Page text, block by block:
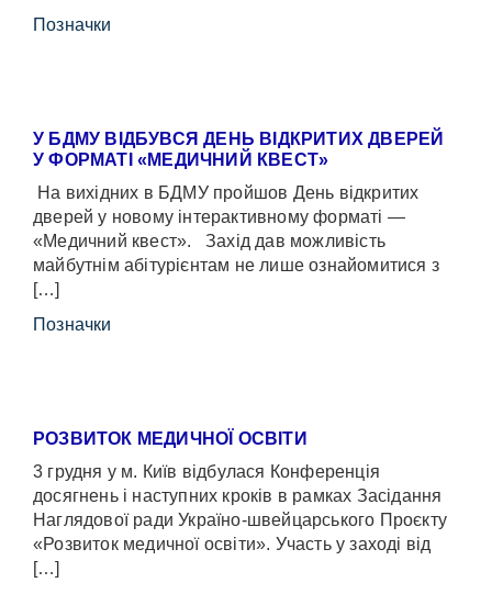
Позначки
У БДМУ ВІДБУВСЯ ДЕНЬ ВІДКРИТИХ ДВЕРЕЙ
У ФОРМАТІ «МЕДИЧНИЙ КВЕСТ»
На вихідних в БДМУ пройшов День відкритих
дверей у новому інтерактивному форматі —
«Медичний квест». Захід дав можливість
майбутнім абітурієнтам не лише ознайомитися з
[…]
Позначки
РОЗВИТОК МЕДИЧНОЇ ОСВІТИ
3 грудня у м. Київ відбулася Конференція
досягнень і наступних кроків в рамках Засідання
Наглядової ради Україно-швейцарського Проєкту
«Розвиток медичної освіти». Участь у заході від
[…]